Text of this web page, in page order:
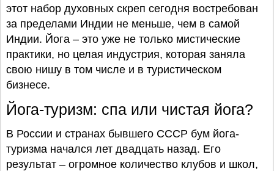
этот набор духовных скреп сегодня востребован
за пределами Индии не меньше, чем в самой
Индии. Йога – это уже не только мистические
практики, но целая индустрия, которая заняла
свою нишу в том числе и в туристическом
бизнесе.
Йога-туризм: спа или чистая йога?
В России и странах бывшего СССР бум йога-
туризма начался лет двадцать назад. Его
результат – огромное количество клубов и школ,